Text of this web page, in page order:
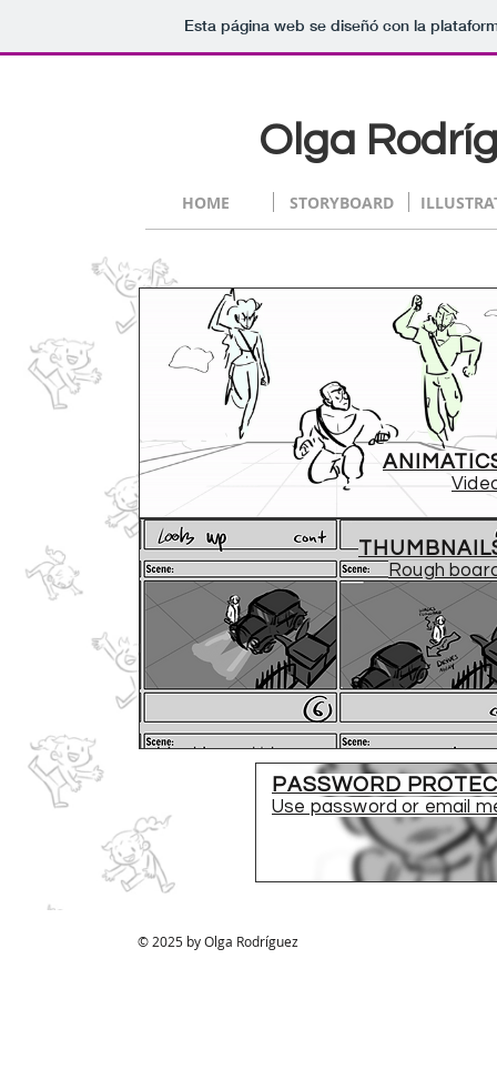
Esta página web se diseñó con la
Olga
HOME STORYBOARD
Rough
PASSWORD
Use password or email
© 2025 by Olga Rodríguez